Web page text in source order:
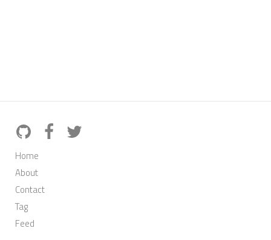
Home
About
Contact
Tag
Feed